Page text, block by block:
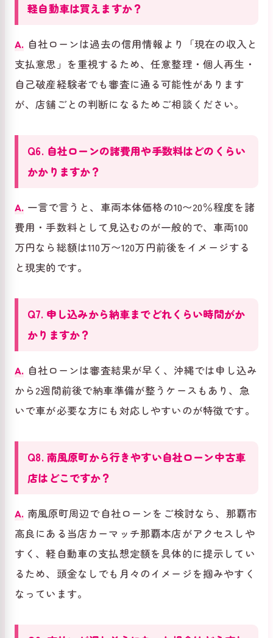
軽自動車は買えますか？
A. 自社ローンは過去の信用情報より「現在の収入と
支払意思」を重視するため、任意整理・個人再生・
自己破産経験者でも審査に通る可能性があります
が、店舗ごとの判断になるためご相談ください。
Q6. 自社ローンの諸費用や手数料はどのくらい
かかりますか？
A. 一言で言うと、車両本体価格の10〜20％程度を諸
費用・手数料として見込むのが一般的で、車両100
万円なら総額は110万〜120万円前後をイメージする
と現実的です。
Q7. 申し込みから納車までどれくらい時間がか
かりますか？
A. 自社ローンは審査結果が早く、沖縄では申し込み
から2週間前後で納車準備が整うケースもあり、急
いで車が必要な方にも対応しやすいのが特徴です。
Q8. 南風原町から行きやすい自社ローン中古車
店はどこですか？
A. 南風原町周辺で自社ローンをご検討なら、那覇市
高良にある当店カーマッチ那覇本店がアクセスしや
すく、軽自動車の支払想定額を具体的に提示してい
るため、頭金なしでも月々のイメージを掴みやすく
なっています。